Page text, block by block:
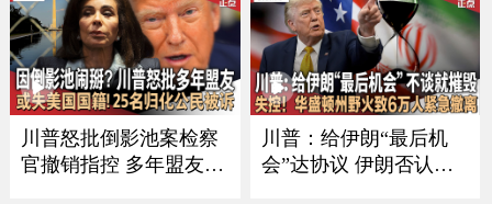
参院委员会表决认定福
契藐视国会｜麦康奈尔
通报最新健康状况｜曝
川普私下支持万斯选202
8 《中文正点》26.8.6
披露协议细节｜川普搭
直升机遇安全事件 FAA
调查｜川普到访前夕 武
装男子在其高尔夫球场
外被捕《中文正点》26.
8.5
川普怒批倒影池案检察
官撤销指控 多年盟友或
川普：给伊朗“最后机
会”达协议 伊朗否认正